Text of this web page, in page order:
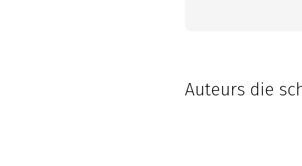
Auteurs die